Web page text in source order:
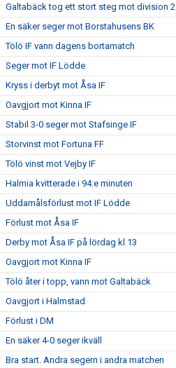
Galtabäck tog ett stort steg mot division 2
En säker seger mot Borstahusens BK
Tölö IF vann dagens bortamatch
Seger mot IF Lödde
Kryss i derbyt mot Åsa IF
Oavgjort mot Kinna IF
Stabil 3-0 seger mot Stafsinge IF
Storvinst mot Fortuna FF
Tölö vinst mot Vejby IF
Halmia kvitterade i 94:e minuten
Uddamålsförlust mot IF Lödde
Förlust mot Åsa IF
Derby mot Åsa IF på lördag kl 13
Oavgjort mot Kinna IF
Tölö åter i topp, vann mot Galtabäck
Oavgjort i Halmstad
Förlust i DM
En säker 4-0 seger ikväll
Bra start. Andra segern i andra matchen